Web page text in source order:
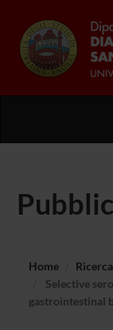
Home Ricerca
Selective
gastrointestinal